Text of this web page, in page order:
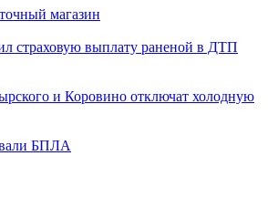
магазин
страховую выплату раненой в ДТП
и Коровино отключат холодную
БПЛА